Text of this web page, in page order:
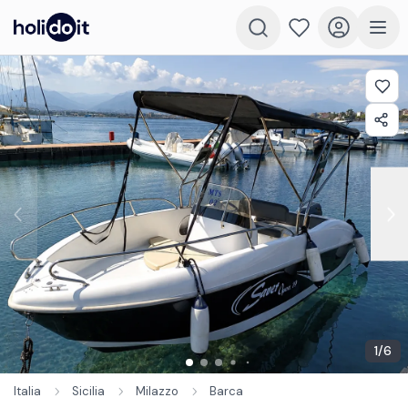
1/6
Italia Sicilia Milazzo Barca